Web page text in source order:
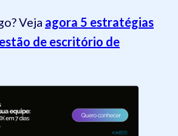
Veja agora 5 estratégias
de escritório de